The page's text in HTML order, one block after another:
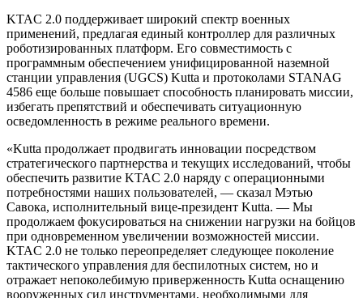
KTAC 2.0 поддерживает широкий спектр военных
применений, предлагая единый контроллер для различных
роботизированных платформ. Его совместимость с
программным обеспечением унифицированной наземной
станции управления (UGCS) Kutta и протоколами STANAG
4586 еще больше повышает способность планировать миссии,
избегать препятствий и обеспечивать ситуационную
осведомленность в режиме реального времени.
«Kutta продолжает продвигать инновации посредством
стратегического партнерства и текущих исследований, чтобы
обеспечить развитие KTAC 2.0 наряду с операционными
потребностями наших пользователей, — сказал Мэтью
Савока, исполнительный вице-президент Kutta. — Мы
продолжаем фокусироваться на снижении нагрузки на бойцов
при одновременном увеличении возможностей миссии.
KTAC 2.0 не только переопределяет следующее поколение
тактического управления для беспилотных систем, но и
отражает непоколебимую приверженность Kutta оснащению
вооруженных сил инструментами, необходимыми для